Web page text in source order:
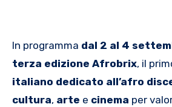
In programma dal 2 al 4
terza edizione Afrobrix, il
italiano dedicato all’afro
cultura, arte e cinema per